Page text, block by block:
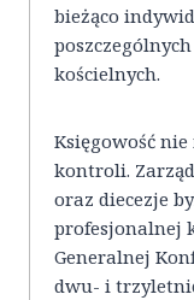
bieżąco
kościelnych.
Księgowość
kontroli. Zarząd
oraz diecezje
profesjonalnej
Generalnej
dwu- i